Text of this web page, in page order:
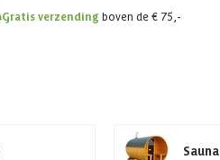
Gratis verzending boven de € 75,-
Sauna